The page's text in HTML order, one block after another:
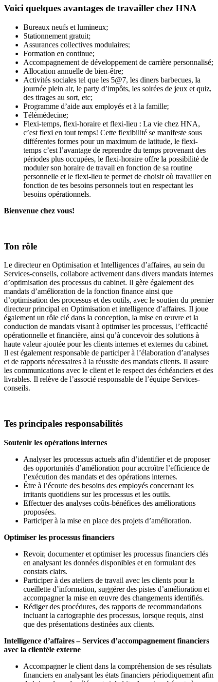
Voici quelques avantages de travailler chez HNA
Bureaux neufs et lumineux;
Stationnement gratuit;
Assurances collectives modulaires;
Formation en continue;
Accompagnement de développement de carrière personnalisé;
Allocation annuelle de bien-être;
Activités sociales tel que les 5@7, les diners barbecues, la
journée plein air, le party d’impôts, les soirées de jeux et quiz,
des tirages au sort, etc;
Programme d’aide aux employés et à la famille;
Télémédecine;
Flexi-temps, flexi-horaire et flexi-lieu : La vie chez HNA,
c’est flexi en tout temps! Cette flexibilité se manifeste sous
différentes formes pour un maximum de latitude, le flexi-
temps c’est l’avantage de reprendre du temps provenant des
périodes plus occupées, le flexi-horaire offre la possibilité de
moduler son horaire de travail en fonction de sa routine
personnelle et le flexi-lieu te permet de choisir où travailler en
fonction de tes besoins personnels tout en respectant les
besoins opérationnels.
Bienvenue chez vous!
Ton rôle
Le directeur en Optimisation et Intelligences d’affaires, au sein du
Services-conseils, collabore activement dans divers mandats internes
d’optimisation des processus du cabinet. Il gère également des
mandats d’amélioration de la fonction finance ainsi que
d’optimisation des processus et des outils, avec le soutien du premier
directeur principal en Optimisation et intelligence d’affaires. Il joue
également un rôle clé dans la conception, la mise en œuvre et la
conduction de mandats visant à optimiser les processus, l’efficacité
opérationnelle et financière, ainsi qu’à concevoir des solutions à
haute valeur ajoutée pour les clients internes et externes du cabinet.
Il est également responsable de participer à l’élaboration d’analyses
et de rapports nécessaires à la réussite des mandats clients. Il assure
les communications avec le client et le respect des échéanciers et des
livrables. Il relève de l’associé responsable de l’équipe Services-
conseils.
Tes principales responsabilités
Soutenir les opérations internes
Analyser les processus actuels afin d’identifier et de proposer
des opportunités d’amélioration pour accroître l’efficience de
l’exécution des mandats et des opérations internes.
Être à l’écoute des besoins des employés concernant les
irritants quotidiens sur les processus et les outils.
Effectuer des analyses coûts-bénéfices des améliorations
proposées.
Participer à la mise en place des projets d’amélioration.
Optimiser les processus financiers
Revoir, documenter et optimiser les processus financiers clés
en analysant les données disponibles et en formulant des
constats clairs.
Participer à des ateliers de travail avec les clients pour la
cueillette d’information, suggérer des pistes d’amélioration et
accompagner la mise en œuvre des changements identifiés.
Rédiger des procédures, des rapports de recommandations
incluant la cartographie des processus, lorsque requis, ainsi
que des présentations destinées aux clients.
Intelligence d’affaires – Services d’accompagnement financiers
avec la clientèle externe
Accompagner le client dans la compréhension de ses résultats
financiers en analysant les états financiers périodiquement afin